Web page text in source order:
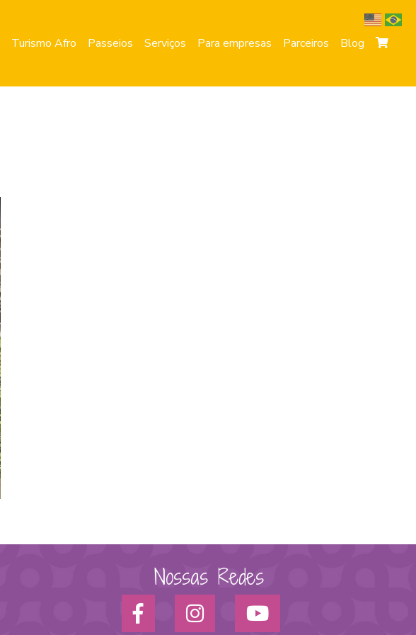
Turismo Afro Passeios Serviços Para empresas Parceiros Blog
Nossas Redes